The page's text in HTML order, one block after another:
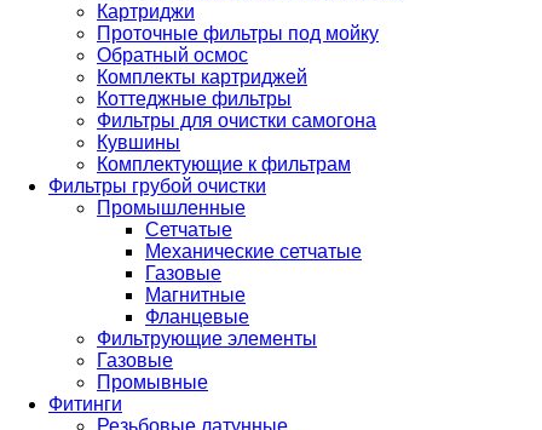
Картриджи
Проточные фильтры под мойку
Обратный осмос
Комплекты картриджей
Коттеджные фильтры
Фильтры для очистки самогона
Кувшины
Комплектующие к фильтрам
Фильтры грубой очистки
Промышленные
Сетчатые
Механические сетчатые
Газовые
Магнитные
Фланцевые
Фильтрующие элементы
Газовые
Промывные
Фитинги
Резьбовые латунные